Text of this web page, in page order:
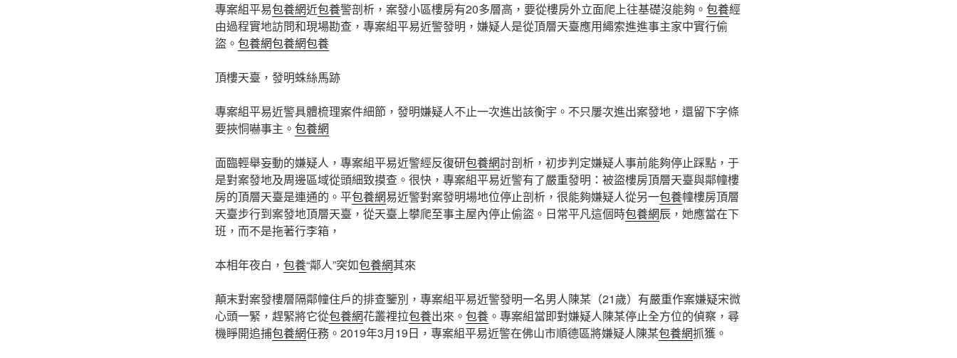
專案組平易包養網近包養警剖析，案發小區樓房有20多層高，要從樓房外立面爬上往基礎沒能夠。 包養經
由過程實地訪問和現場勘查，專案組平易近警發明，嫌疑人是從頂層天臺應用繩索進進事主家中實行偷
盜。 包養網包養網包養
頂樓天臺，發明蛛絲馬跡
專案組平易近警具體梳理案件細節，發明嫌疑人不止一次進出該衡宇。不只屢次進出案發地，還留下字條
要挾恫嚇事主。 包養網
面臨輕舉妄動的嫌疑人，專案組平易近警經反復研包養網討剖析，初步判定嫌疑人事前能夠停止踩點，于
是對案發地及周邊區域從頭細致摸查。很快，專案組平易近警有了嚴重發明：被盜樓房頂層天臺與鄰幢樓
房的頂層天臺是連通的。平包養網易近警對案發明場地位停止剖析，很能夠嫌疑人從另一包養幢樓房頂層
天臺步行到案發地頂層天臺，從天臺上攀爬至事主屋內停止偷盜。日常平凡這個時包養網辰，她應當在下
班，而不是拖著行李箱，
本相年夜白， 包養“鄰人”突如包養網其來
顛末對案發樓層隔鄰幢住戶的排查鑒別，專案組平易近警發明一名男人陳某（21歲）有嚴重作案嫌疑宋微
心頭一緊，趕緊將它從包養網花叢裡拉包養出來。 包養 。專案組當即對嫌疑人陳某停止全方位的偵察，尋
機睜開追捕包養網任務。2019年3月19日，專案組平易近警在佛山市順德區將嫌疑人陳某包養網抓獲。